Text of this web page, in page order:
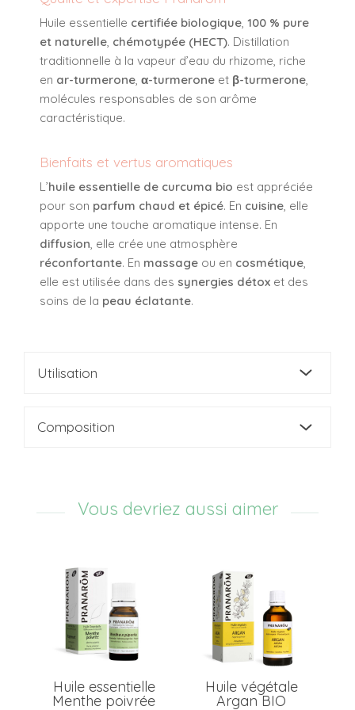
Huile essentielle certifiée biologique, 100 % pure
et naturelle, chémotypée (HECT). Distillation
traditionnelle à la vapeur d’eau du rhizome, riche
en ar-turmerone, α-turmerone et β-turmerone,
molécules responsables de son arôme
caractéristique.
Bienfaits et vertus aromatiques
L’huile essentielle de curcuma bio est appréciée
pour son parfum chaud et épicé. En cuisine, elle
apporte une touche aromatique intense. En
diffusion, elle crée une atmosphère
réconfortante. En massage ou en cosmétique,
elle est utilisée dans des synergies détox et des
soins de la peau éclatante.
Utilisation
Composition
Vous devriez aussi aimer
Huile essentielle
Menthe poivrée
Huile végétale
Argan BIO